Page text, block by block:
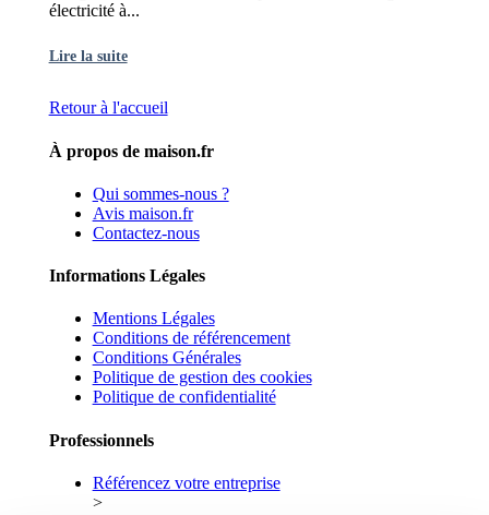
électricité à...
Lire la suite
Retour à l'accueil
À propos de maison.fr
Qui sommes-nous ?
Avis maison.fr
Contactez-nous
Informations Légales
Mentions Légales
Conditions de référencement
Conditions Générales
Politique de gestion des cookies
Politique de confidentialité
Professionnels
Référencez votre entreprise
>